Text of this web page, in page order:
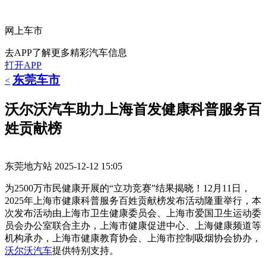
网上车市
去APP了解更多精彩汽车信息
打开APP
< 东莞车市
沃尔沃汽车助力上海首发健康科普服务百
姓贡献榜
东莞地方站 2025-12-12 15:05
为2500万市民健康开展的“立功竞赛”结果揭晓！12月11日，
2025年上海市健康科普服务百姓贡献榜发布活动隆重举行，本
次发布活动由上海市卫生健康委员会、上海市爱国卫生运动委
员会办公室联合主办，上海市健康促进中心、上海健康频道等
机构承办，上海市健康教育协会、上海市控制吸烟协会协办，
沃尔沃汽车提供特别支持。